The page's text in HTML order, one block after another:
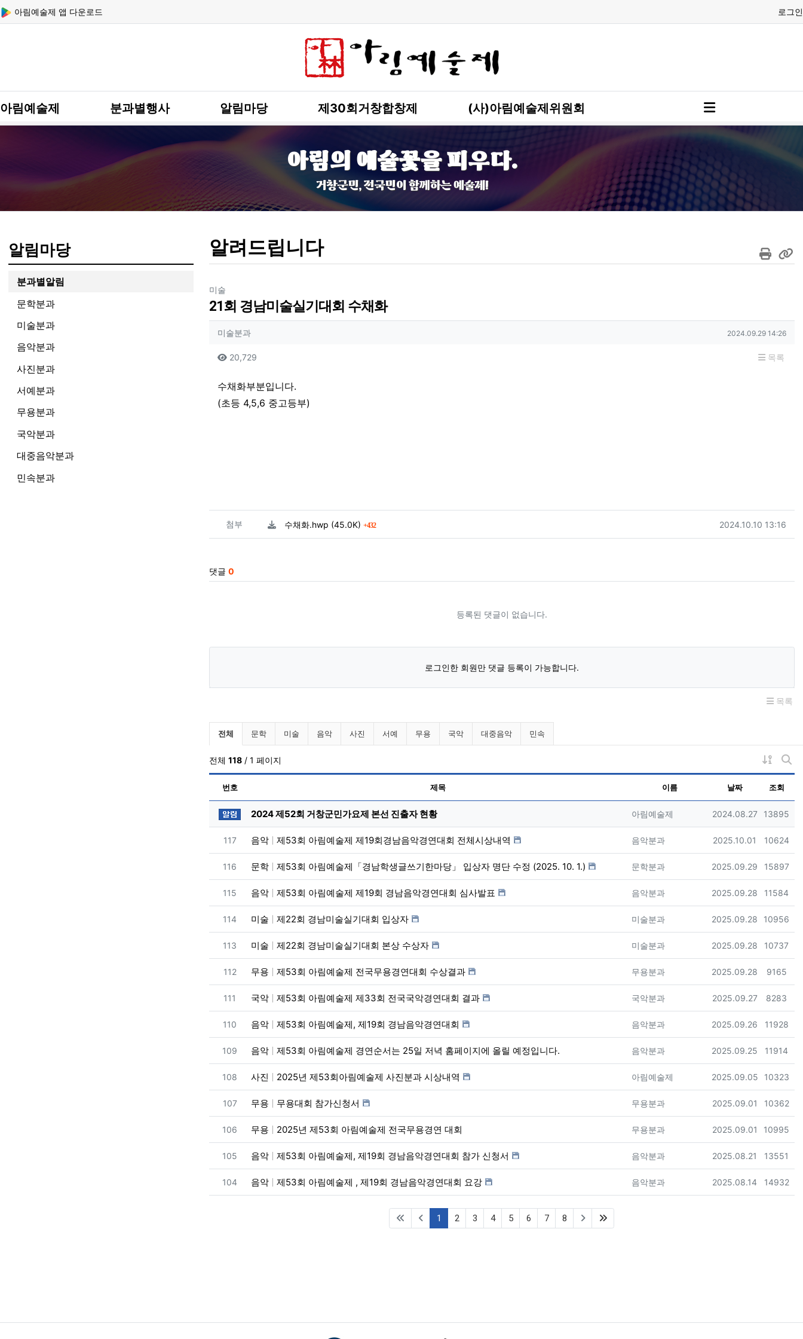
상단 네비 로그인
아림예술제 앱 다운로드
메인 메뉴
아림예술제 분과별행사 알림마당 제30회거창합창제 (사)아림예술제위원회
아림의 예술꽃을 피우다.
거창군민, 전국민이 함께하는 예술제!
알려드립니다
미술분류
21회 경남미술실기대회 수채화
작성자 정보
미술분과작성 작성일
2024.09.29 14:26
컨텐츠 정보
20,729조회 목록
본문
수채화부분입니다.
(초등 4,5,6 중고등부)
관련자료
첨부 수채화.hwp 파일크기
(45.0K) 432회 다운로드 등록일
2024.10.10 13:16
댓글 0
등록된 댓글이 없습니다.
로그인한 회원만 댓글 등록이 가능합니다.
목록
알려드립니다 분류 목록
전체 문학 미술 음악 사진 서예 무용 국악 대중음악 민속
전체 118/ 1 페이지
게시물
게
번호 제목 이름 날짜 조회
공지사항
2024 제52회 거창군민가요제 본선 진출자 현황 등록자
아림예술제 등록일
2024.08.27 조회
13895
번호
117 음악 제53회 아림예술제 제19회경남음악경연대회 전체시상내역 등록자
음악분과 등록일
2025.10.01 조회
10624
번호
116 문학 제53회 아림예술제「경남학생글쓰기한마당」 입상자 명단 수정 (2025. 10. 1.) 등록자
문학분과 등록일
2025.09.29 조회
15897
번호
115 음악 제53회 아림예술제 제19회 경남음악경연대회 심사발표 등록자
음악분과 등록일
2025.09.28 조회
11584
번호
114 미술 제22회 경남미술실기대회 입상자 등록자
미술분과 등록일
2025.09.28 조회
10956
번호
113 미술 제22회 경남미술실기대회 본상 수상자 등록자
미술분과 등록일
2025.09.28 조회
10737
번호
112 무용 제53회 아림예술제 전국무용경연대회 수상결과 등록자
무용분과 등록일
2025.09.28 조회
9165
번호
111 국악 제53회 아림예술제 제33회 전국국악경연대회 결과 등록자
국악분과 등록일
2025.09.27 조회
8283
번호
110 음악 제53회 아림예술제, 제19회 경남음악경연대회 등록자
음악분과 등록일
2025.09.26 조회
11928
번호
109 음악 제53회 아림예술제 경연순서는 25일 저녁 홈페이지에 올릴 예정입니다. 등록자
음악분과 등록일
2025.09.25 조회
11914
번호
108 사진 2025년 제53회아림예술제 사진분과 시상내역 등록자
아림예술제 등록일
2025.09.05 조회
10323
번호
107 무용 무용대회 참가신청서 등록자
무용분과 등록일
2025.09.01 조회
10362
번호
106 무용 2025년 제53회 아림예술제 전국무용경연 대회 등록자
무용분과 등록일
2025.09.01 조회
10995
번호
105 음악 제53회 아림예술제, 제19회 경남음악경연대회 참가 신청서 등록자
음악분과 등록일
2025.08.21 조회
13551
번호
104 음악 제53회 아림예술제 , 제19회 경남음악경연대회 요강 등록자
음악분과 등록일
2025.08.14 조회
14932
1 (current)
2 3 4 5 6 7 8 (last)
알림마당
분과별알림
문학분과
미술분과
음악분과
사진분과
서예분과
무용분과
국악분과
대중음악분과
민속분과